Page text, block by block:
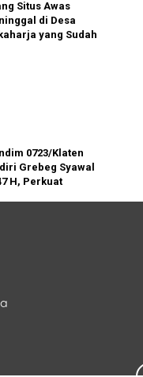
Situs Awas
di Desa
yang Sudah
0723/Klaten
Grebeg Syawal
H, Perkuat